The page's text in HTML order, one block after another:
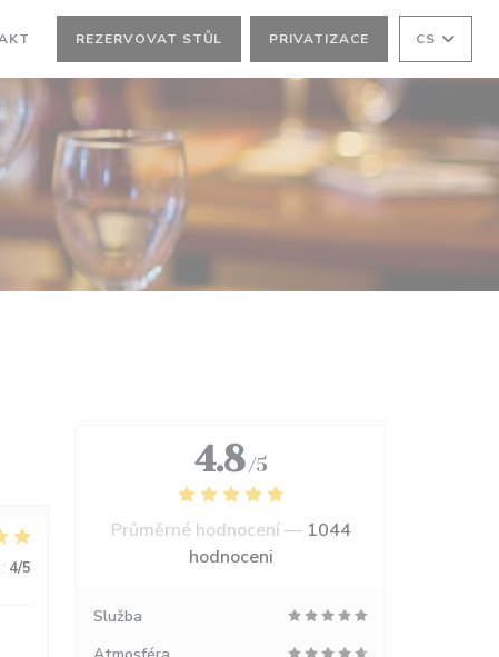
REZERVOVAT STŮL PRIVATIZACE CS
: 4/5
4.8 /5
Průměrné hodnocení — 1044
hodnoceni
Služba